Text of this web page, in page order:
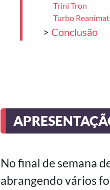
Trini Tron
Turbo
> Conclusão
No final de semana
abrangendo vários